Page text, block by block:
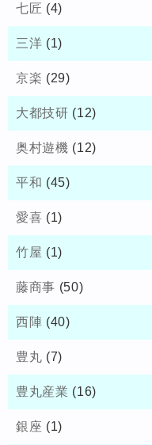
七匠 (4)
三洋 (1)
京楽 (29)
大都技研 (12)
奥村遊機 (12)
平和 (45)
愛喜 (1)
竹屋 (1)
藤商事 (50)
西陣 (40)
豊丸 (7)
豊丸産業 (16)
銀座 (1)